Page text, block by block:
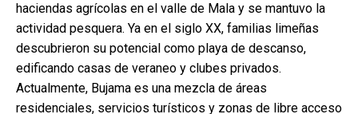
haciendas agrícolas en el valle de Mala y se mantuvo la
actividad pesquera. Ya en el siglo XX, familias limeñas
descubrieron su potencial como playa de descanso,
edificando casas de veraneo y clubes privados.
Actualmente, Bujama es una mezcla de áreas
residenciales, servicios turísticos y zonas de libre acceso